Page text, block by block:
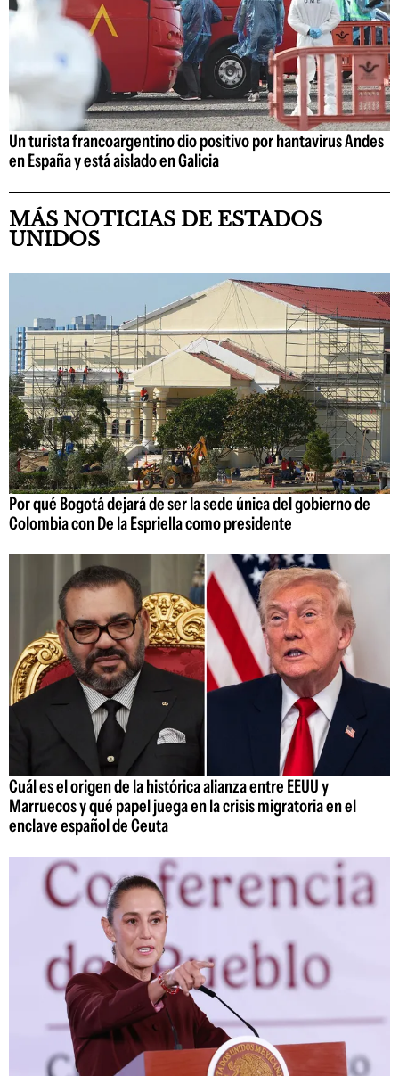
Un turista francoargentino dio positivo por hantavirus Andes
en España y está aislado en Galicia
MÁS NOTICIAS DE ESTADOS
UNIDOS
Por qué Bogotá dejará de ser la sede única del gobierno de
Colombia con De la Espriella como presidente
Cuál es el origen de la histórica alianza entre EEUU y
Marruecos y qué papel juega en la crisis migratoria en el
enclave español de Ceuta